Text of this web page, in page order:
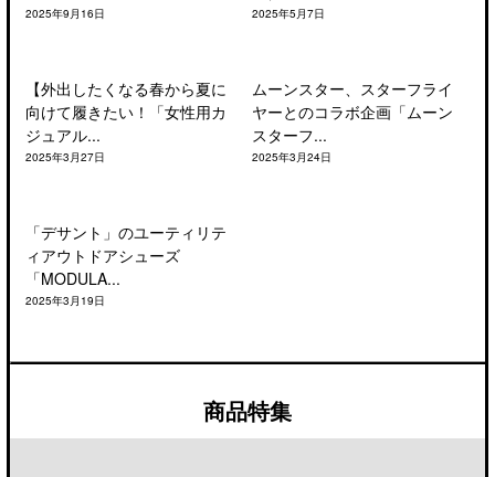
2025年9月16日 2025年5月7日
【外出したくなる春から夏に
向けて履きたい！「女性用カ
ジュアル...
2025年3月27日
ムーンスター、スターフライ
ヤーとのコラボ企画「ムーン
スターフ...
2025年3月24日
「デサント」のユーティリテ
ィアウトドアシューズ
「MODULA...
2025年3月19日
商品特集